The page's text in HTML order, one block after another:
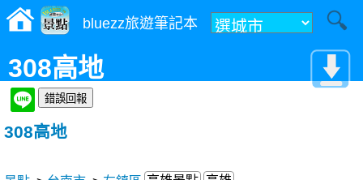
bluezz旅遊筆記本
308高地
308高地